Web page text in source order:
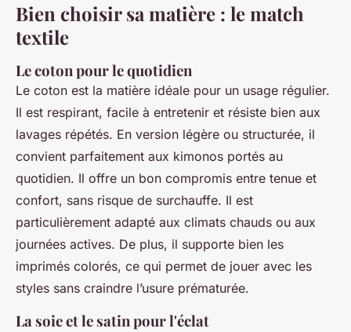
Bien choisir sa matière : le match
textile
Le coton pour le quotidien
Le coton est la matière idéale pour un usage régulier.
Il est respirant, facile à entretenir et résiste bien aux
lavages répétés. En version légère ou structurée, il
convient parfaitement aux kimonos portés au
quotidien. Il offre un bon compromis entre tenue et
confort, sans risque de surchauffe. Il est
particulièrement adapté aux climats chauds ou aux
journées actives. De plus, il supporte bien les
imprimés colorés, ce qui permet de jouer avec les
styles sans craindre l’usure prématurée.
La soie et le satin pour l'éclat